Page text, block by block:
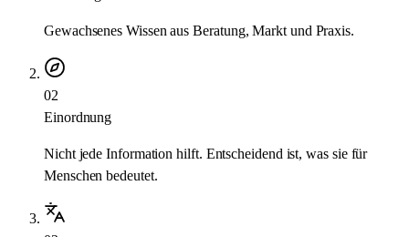
Gewachsenes Wissen aus Beratung, Markt und Praxis.
02
Einordnung
Nicht jede Information hilft. Entscheidend ist, was sie für
Menschen bedeutet.